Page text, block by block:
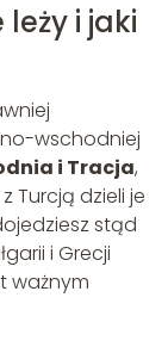
i jaki
wschodniej
i Tracja,
Turcją dzieli je
stąd
i Grecji
ważnym